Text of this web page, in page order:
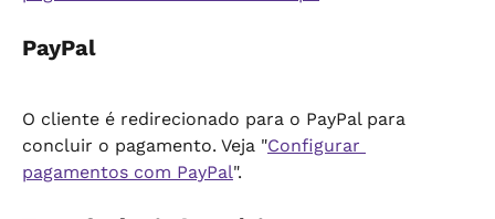
PayPal
O cliente é redirecionado para o PayPal para
concluir o pagamento. Veja "Configurar
pagamentos com PayPal".